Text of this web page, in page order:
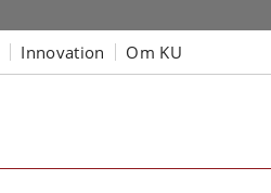
Innovation Om KU